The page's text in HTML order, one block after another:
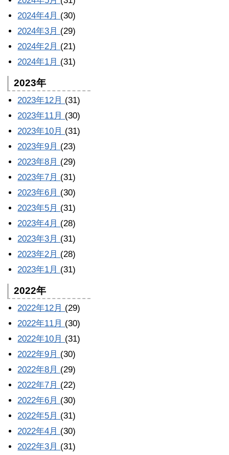
2024年4月 (30)
2024年3月 (29)
2024年2月 (21)
2024年1月 (31)
2023年
2023年12月 (31)
2023年11月 (30)
2023年10月 (31)
2023年9月 (23)
2023年8月 (29)
2023年7月 (31)
2023年6月 (30)
2023年5月 (31)
2023年4月 (28)
2023年3月 (31)
2023年2月 (28)
2023年1月 (31)
2022年
2022年12月 (29)
2022年11月 (30)
2022年10月 (31)
2022年9月 (30)
2022年8月 (29)
2022年7月 (22)
2022年6月 (30)
2022年5月 (31)
2022年4月 (30)
2022年3月 (31)